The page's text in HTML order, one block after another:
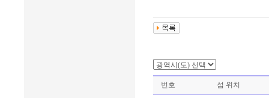
번호 섬 위치